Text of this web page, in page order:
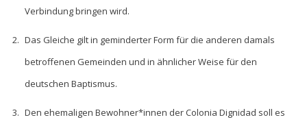
Verbindung bringen wird.
Das Gleiche gilt in geminderter Form für die anderen damals
betroffenen Gemeinden und in ähnlicher Weise für den
deutschen Baptismus.
Den ehemaligen Bewohner*innen der Colonia Dignidad soll es